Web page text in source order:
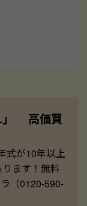
」 高価買
式が10年以上
ます！無料
（0120-590-